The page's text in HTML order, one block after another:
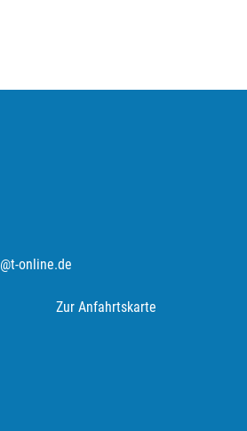
online.de
Zur Anfahrtskarte